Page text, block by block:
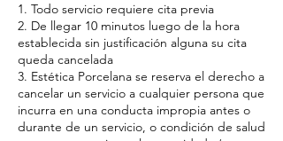
1. Todo servicio requiere cita previa
2. De llegar 10 minutos luego de la hora
establecida sin justificación alguna su cita
queda cancelada
3. Estética Porcelana se reserva el derecho a
cancelar un servicio a cualquier persona que
incurra en una conducta impropia antes o
durante de un servicio, o condición de salud